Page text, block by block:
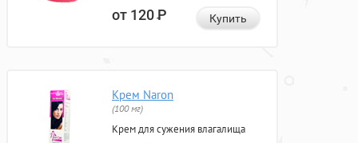
от 120Р Купить
Крем Naron
(100 мг)
Крем для сужения влагалища